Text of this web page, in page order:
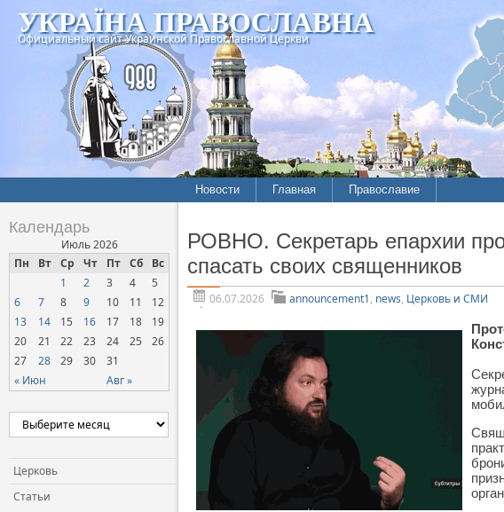
УКРАЇНА ПРАВОСЛАВНА
Официальный сайт Украинской Православной Церкви
Новости
Межконфессиональные
Нарушения прав
верующих
Расколы, ереси, секты
СОЦИАЛЬНОЕ
СЛУЖЕНИЕ
Церковь и власть
Церковь и общество
Церковь и СМИ
Главная Православие
История
Митрополиты
Хроники
Календарь
Июль 2026
Пн
Вт Ср Чт Пт Сб Вс
« Июн Авг »
1 2 3 4
5
6
7 8 9 10 11
12
13
14 15 16 17 18
19
20
21 22 23 24 25
26
27
28 29 30 31
Церковь
Статьи
РОВНО. Секретарь епархии
спасать своих священников
06.07.2026 announcement1, news, Церковь и СМИ